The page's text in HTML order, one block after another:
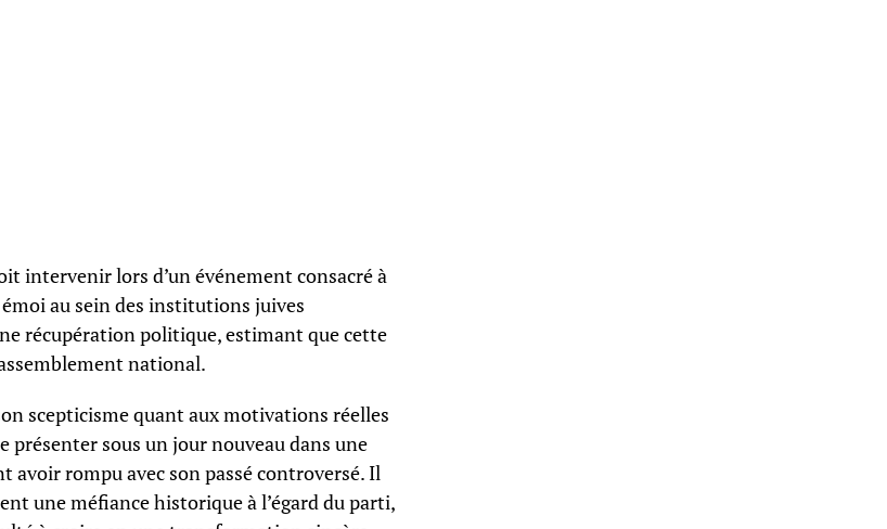
intervenir lors d’un événement consacré à
au sein des institutions juives
récupération politique, estimant que cette
national.
scepticisme quant aux motivations réelles
présenter sous un jour nouveau dans une
avoir rompu avec son passé controversé. Il
une méfiance historique à l’égard du parti,